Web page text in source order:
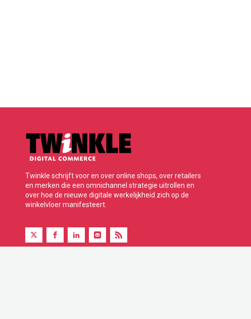
Twinkle schrijft voor en over online shops, over retailers
en merken die een omnichannel strategie uitrollen en
over hoe de nieuwe digitale werkelijkheid zich op de
winkelvloer manifesteert.